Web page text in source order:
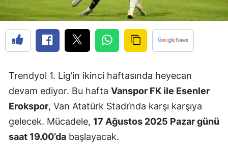
Trendyol 1. Lig’in ikinci haftasında heyecan
devam ediyor. Bu hafta Vanspor FK ile Esenler
Erokspor, Van Atatürk Stadı’nda karşı karşıya
gelecek. Mücadele, 17 Ağustos 2025 Pazar günü
saat 19.00’da başlayacak.